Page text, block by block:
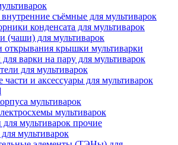
съёмные для мультиварок
конденсата для мультиварок
(чаши) для мультиварок
крышки мультиварки
варки на пару для мультиварок
для мультиварок
части и аксессуары для мультиварок
мультиварок
мультиварок
для мультиварок прочие
мультиварок